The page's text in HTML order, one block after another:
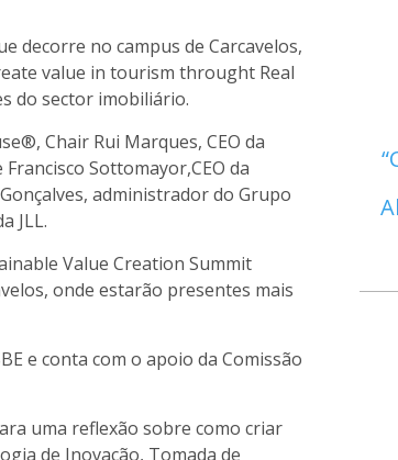
decorre no campus de Carcavelos,
value in tourism throught Real
do sector imobiliário.
Chair Rui Marques, CEO da
Sottomayor,CEO da
administrador do Grupo
JLL.
Value Creation Summit
onde estarão presentes mais
e conta com o apoio da Comissão
uma reflexão sobre como criar
de Inovação, Tomada de